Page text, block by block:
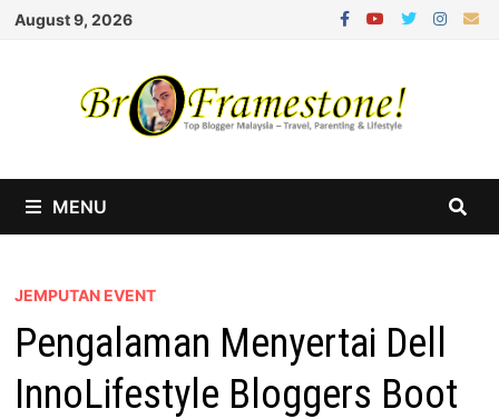
Skip
August 9, 2026
MENU
JEMPUTAN EVENT
Pengalaman Menyertai Dell
InnoLifestyle Bloggers Boot